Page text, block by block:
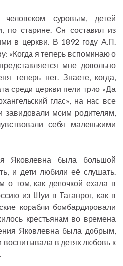
суровым, детей
по старине. Он составил из
в церкви. В 1892 году А.П.
«Когда я теперь вспоминаю о
мне довольно
теперь нет. Знаете, когда,
среди церкви пели трио «Да
глас», на нас все
завидовали моим родителям,
себя маленькими
Яковлевна была большой
и дети любили её слушать.
о том, как девочкой ехала в
из Шуи в Таганрог, как в
корабли бомбардировали
крестьянам во времена
Яковлевна была добрым,
в детях любовь к